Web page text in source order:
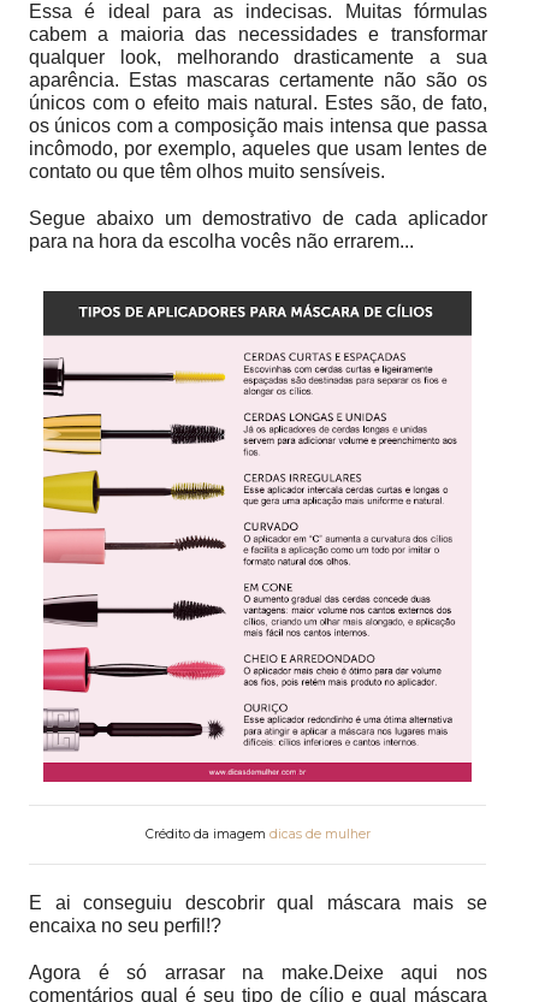
Essa é ideal para as indecisas. Muitas fórmulas
cabem a maioria das necessidades e transformar
qualquer look, melhorando drasticamente a sua
aparência. Estas mascaras certamente não são os
únicos com o efeito mais natural. Estes são, de fato,
os únicos com a composição mais intensa que passa
incômodo, por exemplo, aqueles que usam lentes de
contato ou que têm olhos muito sensíveis.
Segue abaixo um demostrativo de cada aplicador
para na hora da escolha vocês não errarem...
Crédito da imagem dicas de mulher
E ai conseguiu descobrir qual máscara mais se
encaixa no seu perfil!?
Agora é só arrasar na make.Deixe aqui nos
comentários qual é seu tipo de cílio e qual máscara